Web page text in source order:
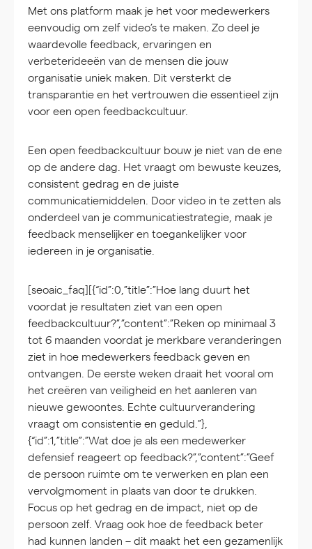
Met ons platform maak je het voor medewerkers
eenvoudig om zelf video’s te maken. Zo deel je
waardevolle feedback, ervaringen en
verbeterideeën van de mensen die jouw
organisatie uniek maken. Dit versterkt de
transparantie en het vertrouwen die essentieel zijn
voor een open feedbackcultuur.
Een open feedbackcultuur bouw je niet van de ene
op de andere dag. Het vraagt om bewuste keuzes,
consistent gedrag en de juiste
communicatiemiddelen. Door video in te zetten als
onderdeel van je communicatiestrategie, maak je
feedback menselijker en toegankelijker voor
iedereen in je organisatie.
[seoaic_faq][{“id”:0,”title”:”Hoe lang duurt het
voordat je resultaten ziet van een open
feedbackcultuur?”,”content”:”Reken op minimaal 3
tot 6 maanden voordat je merkbare veranderingen
ziet in hoe medewerkers feedback geven en
ontvangen. De eerste weken draait het vooral om
het creëren van veiligheid en het aanleren van
nieuwe gewoontes. Echte cultuurverandering
vraagt om consistentie en geduld.”},
{“id”:1,”title”:”Wat doe je als een medewerker
defensief reageert op feedback?”,”content”:”Geef
de persoon ruimte om te verwerken en plan een
vervolgmoment in plaats van door te drukken.
Focus op het gedrag en de impact, niet op de
persoon zelf. Vraag ook hoe de feedback beter
had kunnen landen – dit maakt het een gezamenlijk